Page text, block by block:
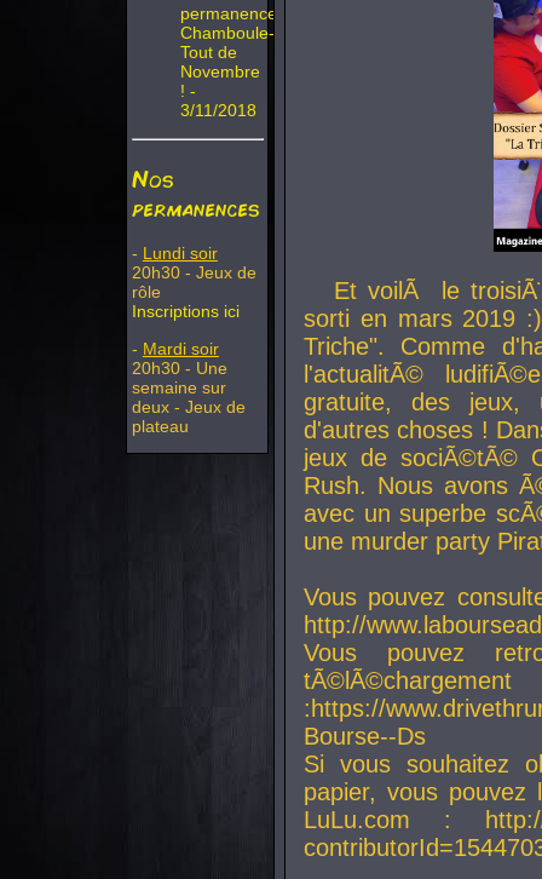
permanence
Chamboule-
Tout de
Novembre
! -
3/11/2018
Nos
permanences
- Lundi soir
20h30 - Jeux de
rôle
Inscriptions ici
- Mardi soir
20h30 - Une
semaine sur
deux - Jeux de
plateau
Et voilÃ le
sorti en mars 2019
Triche". Comme
l'actualitÃ©
gratuite, des jeux,
d'autres choses !
jeux de sociÃ©tÃ©
Rush. Nous avons
avec un superbe
une murder party
Vous pouvez
http://
Vous pouvez
:https://
Bourse--Ds
Si vous souhaitez
papier, vous
LuLu.com : http://